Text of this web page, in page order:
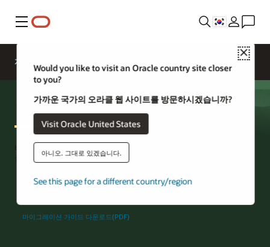
메뉴
Close
Would you like to visit an Oracle country site closer
to you?
가까운 국가의 오라클 웹 사이트를 방문하시겠습니까?
Visit Oracle United States
아니오. 그대로 있겠습니다.
See this page for a different country/region
개요
멀티클라우드 AI 데이터베이스
비즈니스가 운영되는 모든 곳에서 가장 중요한 Oracle 데이터베이스를
실행하세요.
Oracle 멀티클라우드 전문가에게 문의하기
마이그레이션 가이드 다운로드(PDF)